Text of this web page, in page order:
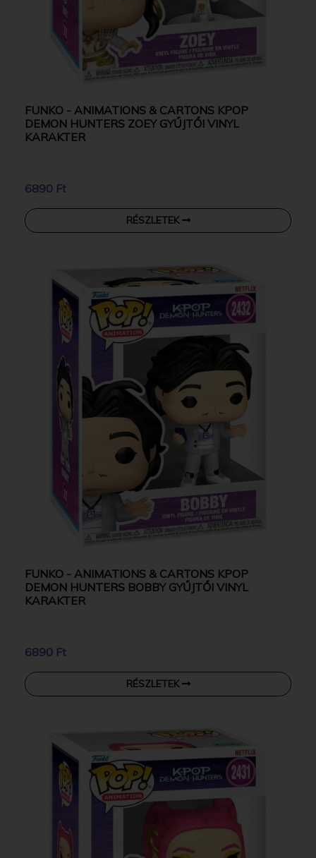
FUNKO - ANIMATIONS & CARTONS KPOP
DEMON HUNTERS ZOEY GYŰJTŐI VINYL
KARAKTER
6890 Ft
RÉSZLETEK
FUNKO - ANIMATIONS & CARTONS KPOP
DEMON HUNTERS BOBBY GYŰJTŐI VINYL
KARAKTER
6890 Ft
RÉSZLETEK